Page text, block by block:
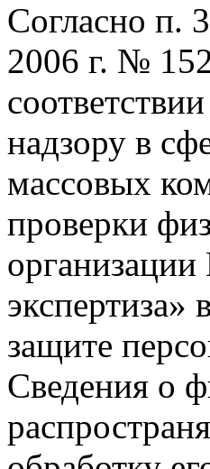
Согласно п.
2006 г. №
надзору в
массовых
проверки
защите
Сведения о